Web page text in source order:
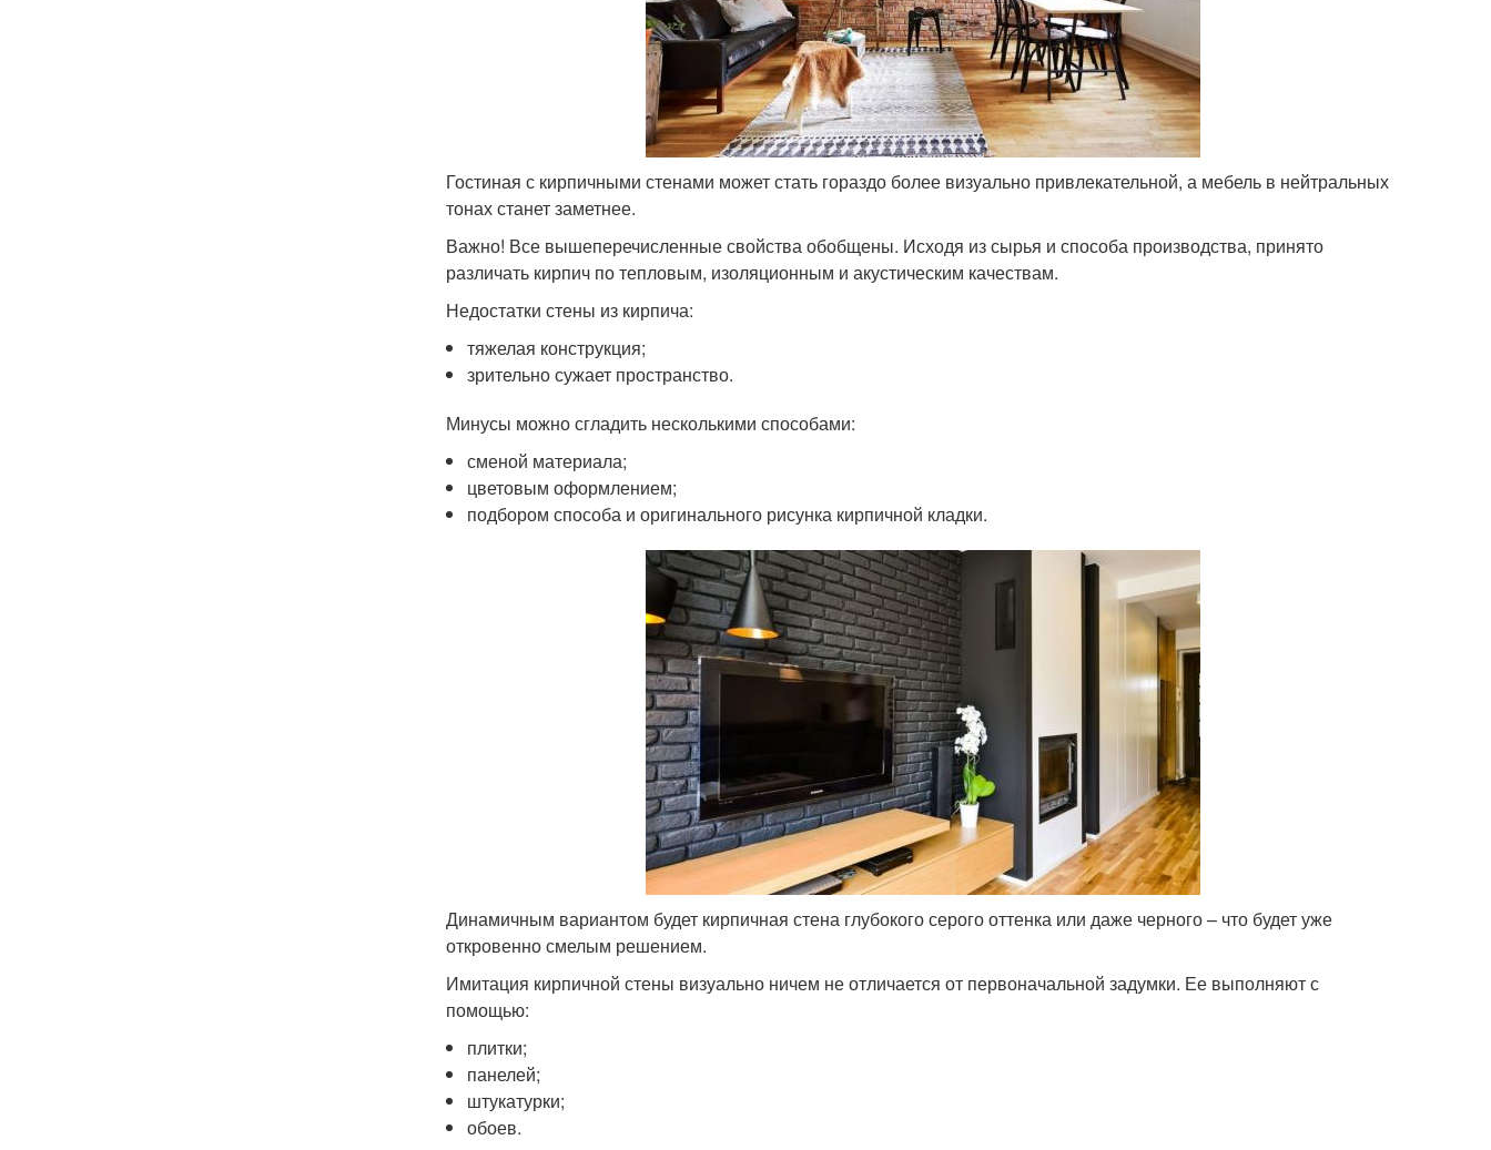
Гостиная с кирпичными стенами может стать гораздо более визуально привлекательной, а мебель в нейтральных
тонах станет заметнее.
Важно! Все вышеперечисленные свойства обобщены. Исходя из сырья и способа производства, принято
различать кирпич по тепловым, изоляционным и акустическим качествам.
Недостатки стены из кирпича:
тяжелая конструкция;
зрительно сужает пространство.
Минусы можно сгладить несколькими способами:
сменой материала;
цветовым оформлением;
подбором способа и оригинального рисунка кирпичной кладки.
Динамичным вариантом будет кирпичная стена глубокого серого оттенка или даже черного – что будет уже
откровенно смелым решением.
Имитация кирпичной стены визуально ничем не отличается от первоначальной задумки. Ее выполняют с
помощью:
плитки;
панелей;
штукатурки;
обоев.